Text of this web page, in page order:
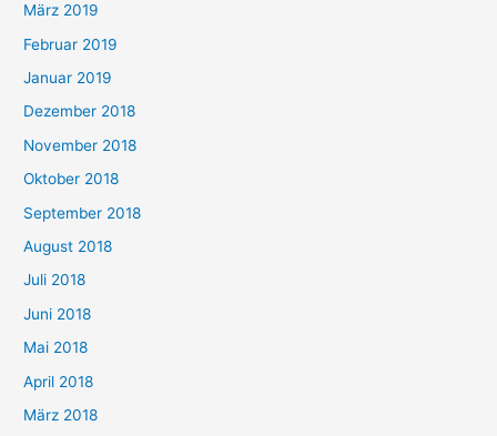
März 2019
Februar 2019
Januar 2019
Dezember 2018
November 2018
Oktober 2018
September 2018
August 2018
Juli 2018
Juni 2018
Mai 2018
April 2018
März 2018